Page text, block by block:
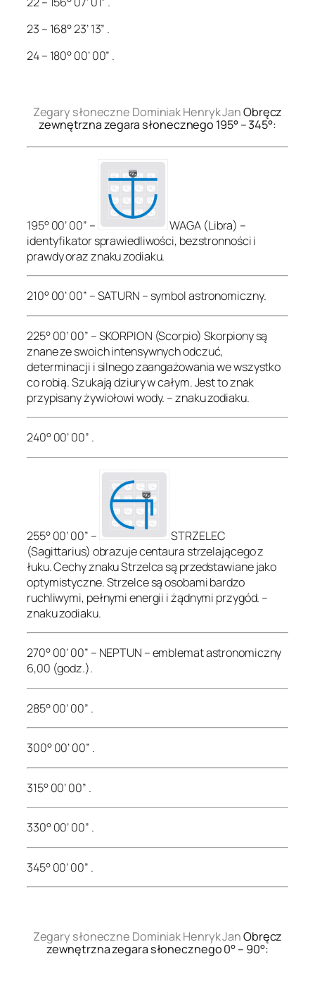
23 – 168° 23’ 13” .
24 – 180° 00’ 00” .
Zegary słoneczne Dominiak Henryk JanObręcz
zewnętrzna zegara słonecznego 195° – 345°:
195° 00’ 00” –
WAGA (Libra) –
identyfikator sprawiedliwości, bezstronności i
prawdy oraz znaku zodiaku.
210° 00’ 00” – SATURN – symbol astronomiczny.
225° 00’ 00” – SKORPION (Scorpio) Skorpiony są
znane ze swoich intensywnych odczuć,
determinacji i silnego zaangażowania we wszystko
co robią. Szukają dziury w całym. Jest to znak
przypisany żywiołowi wody. – znaku zodiaku.
240° 00’ 00” .
255° 00’ 00” –
STRZELEC
(Sagittarius) obrazuje centaura strzelającego z
łuku. Cechy znaku Strzelca są przedstawiane jako
optymistyczne. Strzelce są osobami bardzo
ruchliwymi, pełnymi energii i żądnymi przygód. –
znaku zodiaku.
270° 00’ 00” – NEPTUN – emblemat astronomiczny
6,00 (godz.).
285° 00’ 00” .
300° 00’ 00” .
315° 00’ 00” .
330° 00’ 00” .
345° 00’ 00” .
Zegary słoneczne Dominiak Henryk JanObręcz
zewnętrzna zegara słonecznego 0° – 90°: